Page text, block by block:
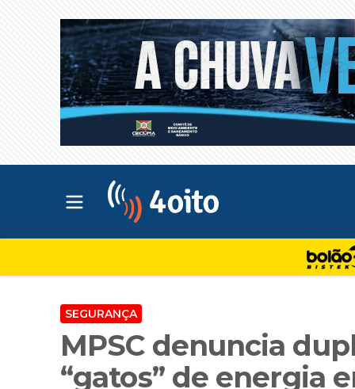
Abrir menu principal
SEGURANÇA
MPSC denuncia
“gatos” de energia